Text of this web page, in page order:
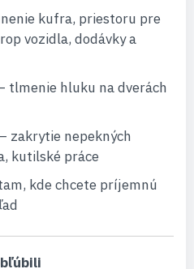
kufra, priestoru pre
vozidla, dodávky a
tlmenie hluku na dverách
– zakrytie nepekných
kutilské práce
kde chcete príjemnú